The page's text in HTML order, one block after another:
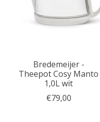
Bredemeijer -
Theepot Cosy Manto
1,0L wit
€79,00